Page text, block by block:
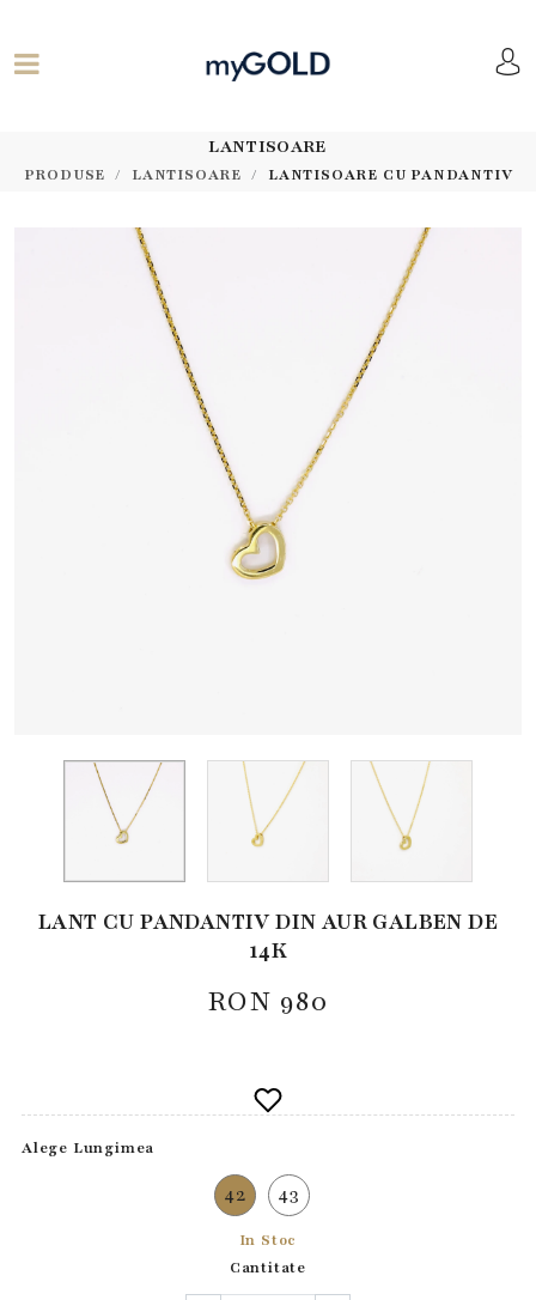
LANTISOARE
PRODUSE LANTISOARE LANTISOARE CU PANDANTIV
LANT CU PANDANTIV DIN AUR GALBEN DE
14K
RON 980
Alege Lungimea
42 43
In Stoc
Cantitate